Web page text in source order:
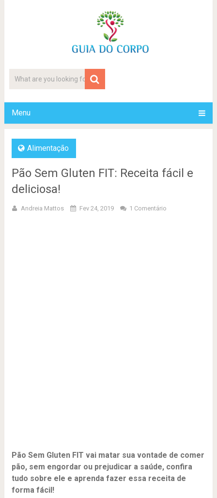
Menu
Alimentação
Pão Sem Gluten FIT: Receita fácil e
deliciosa!
Andreia Mattos Fev 24, 2019 1 Comentário
Pão Sem Gluten FIT vai matar sua vontade de comer
pão, sem engordar ou prejudicar a saúde, confira
tudo sobre ele e aprenda fazer essa receita de
forma fácil!